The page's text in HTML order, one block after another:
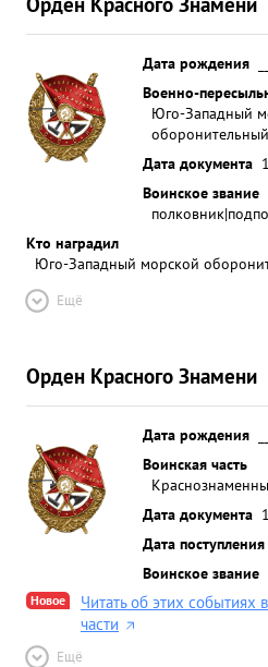
Дата рождения
Военно-
Юго-Западный
Дата документа
Воинское звание
Кто наградил
Юго-Западный морской
Ещё
Орден Красного Знамени
Дата рождения
Воинская часть
Дата документа
Дата
Воинское звание
Новое
Читать об этих событиях
части
Ещё